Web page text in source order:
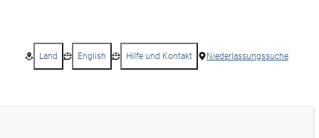
Land English Hilfe und Kontakt Niederlassungssuche